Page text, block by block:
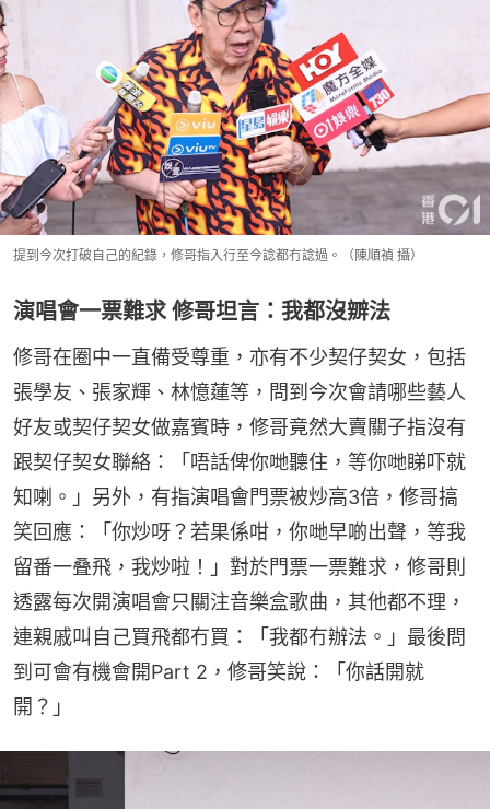
提到今次打破自己的紀錄，修哥指入行至今諗都冇諗過。（陳順禎 攝）
演唱會一票難求 修哥坦言：我都沒辧法
修哥在圈中一直備受尊重，亦有不少契仔契女，包括
張學友、張家輝、林憶蓮等，問到今次會請哪些藝人
好友或契仔契女做嘉賓時，修哥竟然大賣關子指沒有
跟契仔契女聯絡：「唔話俾你哋聽住，等你哋睇吓就
知喇。」另外，有指演唱會門票被炒高3倍，修哥搞
笑回應：「你炒呀？若果係咁，你哋早啲出聲，等我
留番一叠飛，我炒啦！」對於門票一票難求，修哥則
透露每次開演唱會只關注音樂盒歌曲，其他都不理，
連親戚叫自己買飛都冇買：「我都冇辦法。」最後問
到可會有機會開Part 2，修哥笑說：「你話開就
開？」